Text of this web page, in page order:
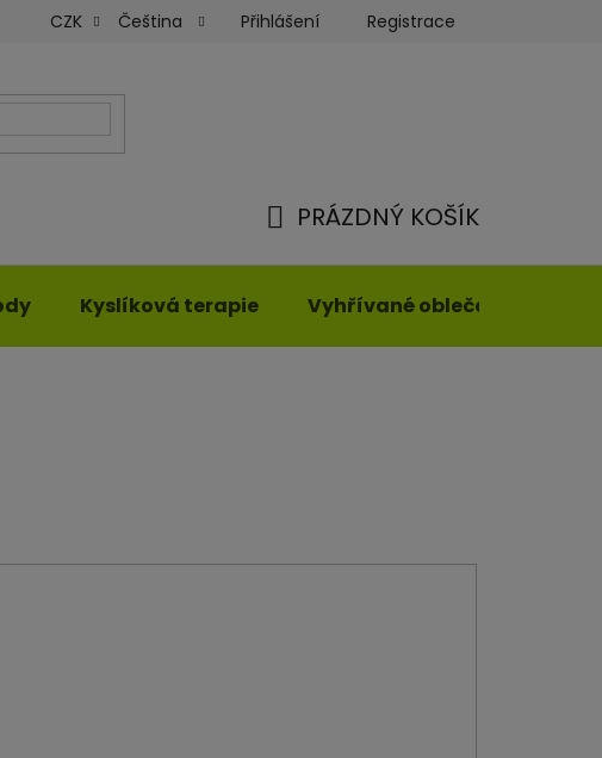
podmínky Moje objednávka
CZK Čeština Přihlášení Registrace
KOŠÍK
PRÁZDNÝ KOŠÍK
Kyslíková terapie Vyhřívané oblečení